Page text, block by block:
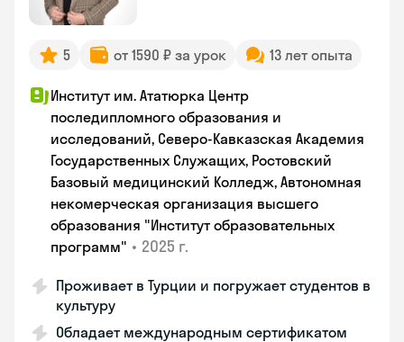
5 от 1590 ₽ за урок 13 лет опыта
Институт им. Ататюрка Центр
последипломного образования и
исследований, Северо-Кавказская Академия
Государственных Служащих, Ростовский
Базовый медицинский Колледж, Автономная
некомерческая организация высшего
образования "Институт образовательных
программ" • 2025 г.
Проживает в Турции и погружает студентов в
культуру
Обладает международным сертификатом